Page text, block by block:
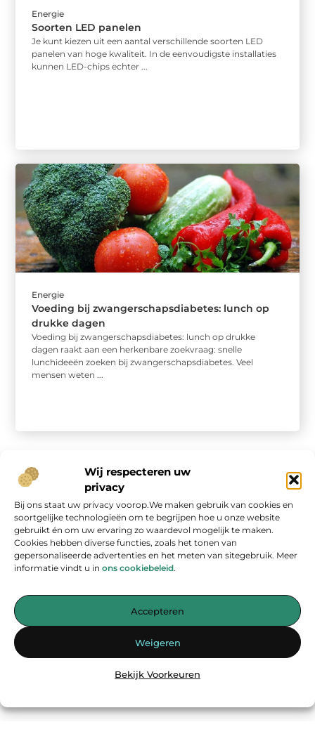
Wij respecteren uw
privacy
Bij ons staat uw privacy voorop.We maken gebruik van cookies en
soortgelijke technologieën om te begrijpen hoe u onze website
gebruikt én om uw ervaring zo waardevol mogelijk te maken.
Cookies hebben diverse functies, zoals het tonen van
gepersonaliseerde advertenties en het meten van sitegebruik. Meer
informatie vindt u in ons cookiebeleid.
Accepteren
Weigeren
Bekijk Voorkeuren
Energie
Soorten LED panelen
Je kunt kiezen uit een aantal verschillende soorten LED
panelen van hoge kwaliteit. In de eenvoudigste installaties
kunnen LED-chips echter ...
Energie
Voeding bij zwangerschapsdiabetes: lunch op
drukke dagen
Voeding bij zwangerschapsdiabetes: lunch op drukke
dagen raakt aan een herkenbare zoekvraag: snelle
lunchideeën zoeken bij zwangerschapsdiabetes. Veel
mensen weten ...
Jouw bron voor inspirerende blogs en waardevolle inzichten
— Laat je inspireren door verhelderende verhalen, praktische tips
Begin vandaag nog met ontdekken op
Onze informatie